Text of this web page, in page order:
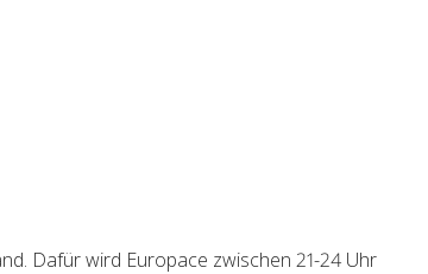
Dafür wird Europace zwischen 21-24 Uhr